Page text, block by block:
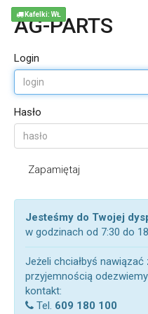
AG-PARTS
Login
Hasło
Zapamiętaj
Jesteśmy do Twojej
w godzinach od 7:30 do
Jeżeli chciałbyś nawiązać
przyjemnością
kontakt:
Tel. 609 180 100
Kafelki: WŁ